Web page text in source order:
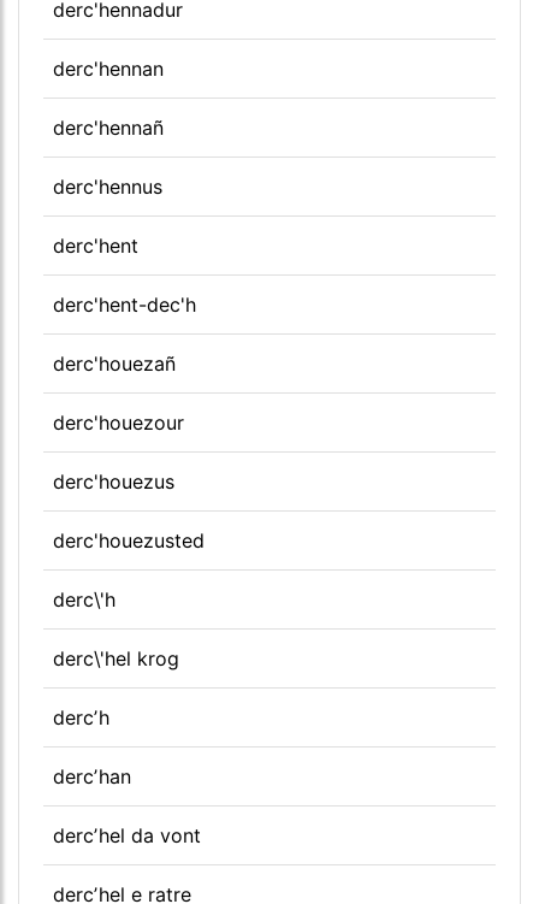
derc'hennadur
derc'hennan
derc'hennañ
derc'hennus
derc'hent
derc'hent-dec'h
derc'houezañ
derc'houezour
derc'houezus
derc'houezusted
derc\'h
derc\'hel krog
dercʼh
dercʼhan
dercʼhel da vont
dercʼhel e ratre